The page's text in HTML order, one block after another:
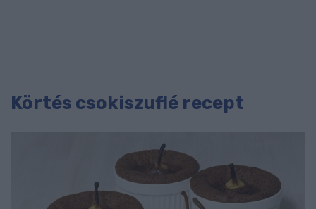
Körtés csokiszuflé recept